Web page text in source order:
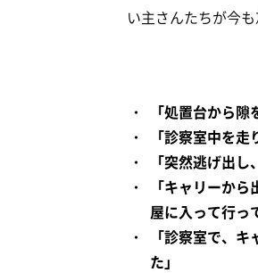
い主さんたちが今
「処置台から
「診察室中を
「突然逃げ出
「キャリーか
屋に入って行っ
「診察室で、
た」